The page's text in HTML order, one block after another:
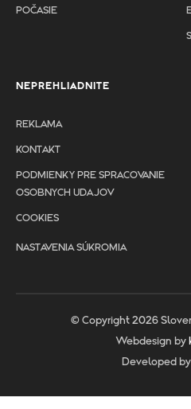
POČASIE
NEPREHLIADNITE
REKLAMA
KONTAKT
PODMIENKY PRE SPRACOVANIE
OSOBNYCH UDAJOV
COOKIES
NASTAVENIA SÚKROMIA
© Copyright 2026
Webdesign by
Developed by